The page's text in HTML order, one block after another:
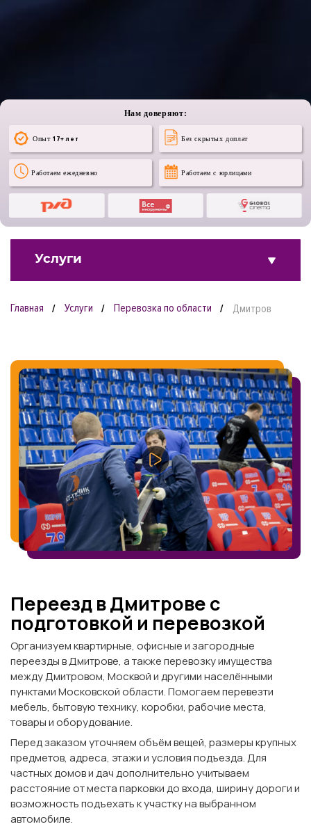
Нам доверяют:
Опыт 17+ лет Без скрытых доплат
Работаем ежедневно Работаем с юрлицами
Услуги
Главная Услуги Перевозка по области Дмитров
Переезд в Дмитрове с
подготовкой и перевозкой
Организуем квартирные, офисные и загородные
переезды в Дмитрове, а также перевозку имущества
между Дмитровом, Москвой и другими населёнными
пунктами Московской области. Помогаем перевезти
мебель, бытовую технику, коробки, рабочие места,
товары и оборудование.
Перед заказом уточняем объём вещей, размеры крупных
предметов, адреса, этажи и условия подъезда. Для
частных домов и дач дополнительно учитываем
расстояние от места парковки до входа, ширину дороги и
возможность подъехать к участку на выбранном
автомобиле.